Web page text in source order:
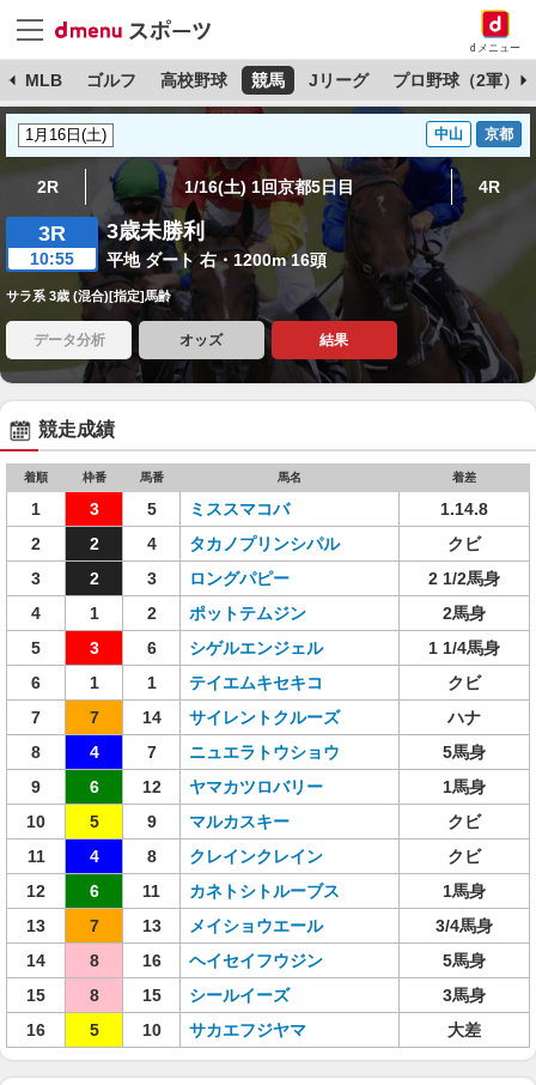
dメニュー
MLB ゴルフ 高校野球 競馬 Jリーグ プロ野球（2軍）
中山 京都
2R 1/16(土) 1回京都5日目 4R
3R
10:55
3歳未勝利
平地 ダート 右・1200m 16頭
サラ系 3歳 (混合)[指定]馬齢
データ分析 オッズ 結果
競走成績
着順 枠番 馬番 馬名 着差
1 3 5 ミススマコバ
1.14.8
2
2 4 タカノプリンシパル
クビ
3
2 3 ロングパピー
2 1/2馬身
4
1 2 ポットテムジン
2馬身
5
3 6 シゲルエンジェル
1 1/4馬身
6
1 1 テイエムキセキコ
クビ
7
7 14 サイレントクルーズ
ハナ
8
4 7 ニュエラトウショウ
5馬身
9
6 12 ヤマカツロバリー
1馬身
10
5 9 マルカスキー
クビ
11
4 8 クレインクレイン
クビ
12
6 11 カネトシトルーブス
1馬身
13
7 13 メイショウエール
3/4馬身
14
8 16 ヘイセイフウジン
5馬身
15
8 15 シールイーズ
3馬身
16
5 10 サカエフジヤマ 大差